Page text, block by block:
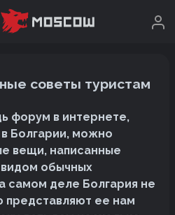
советы туристам
форум в интернете,
Болгарии, можно
вещи, написанные
обычных
самом деле Болгария не
представляют ее нам